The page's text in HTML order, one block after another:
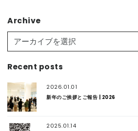
Archive
Recent posts
2026.01.01
新年のご挨拶とご報告 | 2026
2025.01.14